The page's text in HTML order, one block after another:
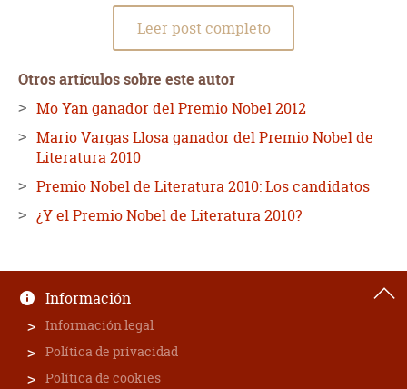
Leer post completo
Otros artículos sobre este autor
Mo Yan ganador del Premio Nobel 2012
Mario Vargas Llosa ganador del Premio Nobel de
Literatura 2010
Premio Nobel de Literatura 2010: Los candidatos
¿Y el Premio Nobel de Literatura 2010?
Información
Información legal
Política de privacidad
Política de cookies